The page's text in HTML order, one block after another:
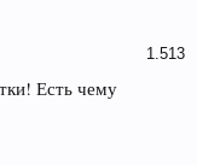
1.513
Есть чему